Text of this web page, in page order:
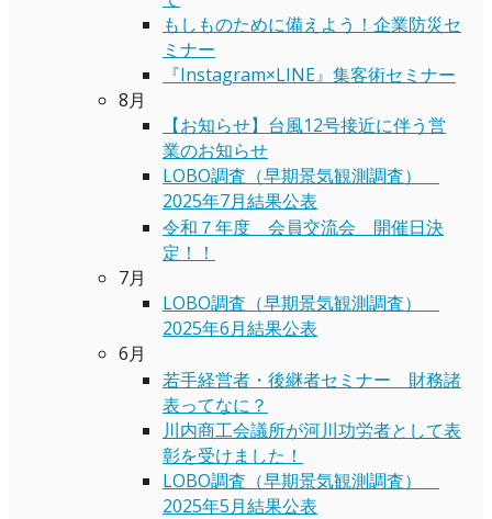
もしものために備えよう！企業防災セ
ミナー
『Instagram×LINE』集客術セミナー
8月
【お知らせ】台風12号接近に伴う営
業のお知らせ
LOBO調査（早期景気観測調査）
2025年7月結果公表
令和７年度 会員交流会 開催日決
定！！
7月
LOBO調査（早期景気観測調査）
2025年6月結果公表
6月
若手経営者・後継者セミナー 財務諸
表ってなに？
川内商工会議所が河川功労者として表
彰を受けました！
LOBO調査（早期景気観測調査）
2025年5月結果公表